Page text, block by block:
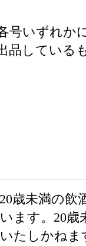
号いずれか
品してい
歳未満の飲
ます。20歳
たしかねま